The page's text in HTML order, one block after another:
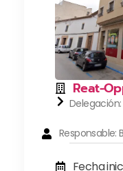
Reat-
Delegación:
Responsable:
Fecha